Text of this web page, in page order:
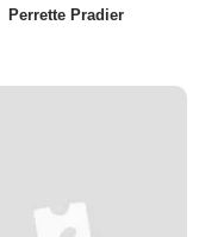
Perrette Pradier